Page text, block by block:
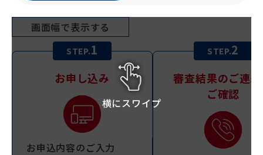
画面幅で表示する
STEP.1
お申し込み
お申込内容のご入力
STEP.2
審査結果のご連
ご確認
横にスワイプ